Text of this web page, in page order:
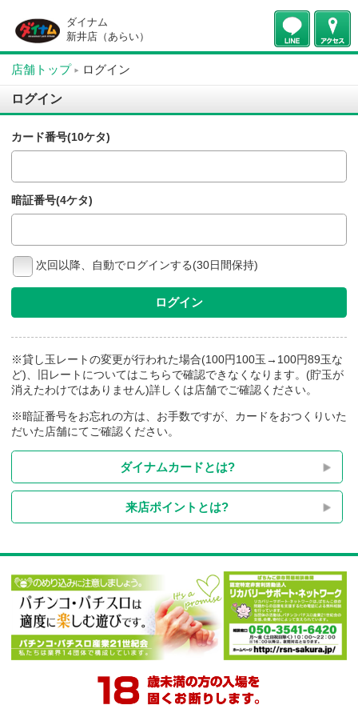
ダイナム
新井店（あらい）
店舗トップ ログイン
ログイン
カード番号(10ケタ)
暗証番号(4ケタ)
次回以降、自動でログインする(30日間保持)
※貸し玉レートの変更が行われた場合(100円100玉→100円89玉
消えたわけではありません)詳しくは店舗でご確認ください。
だいた店舗にてご確認ください。
ダイナムカードとは?